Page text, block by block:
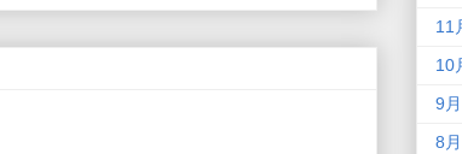
11
10
9
8